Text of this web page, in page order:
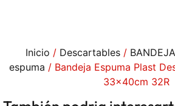
Inicio / Descartables/
espuma / Bandeja Espuma Plast
33x40cm 32R